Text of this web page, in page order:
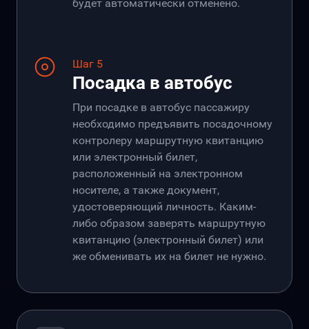
будет автоматически отменено.
Шаг 5
Посадка в автобус
При посадке в автобус пассажиру
необходимо предъявить посадочному
контролеру маршрутную квитанцию
или электронный билет,
расположенный на электронном
носителе, а также документ,
удостоверяющий личность. Каким-
либо образом заверять маршрутную
квитанцию (электронный билет) или
же обменивать их на билет не нужно.